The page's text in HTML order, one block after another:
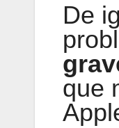
De
que